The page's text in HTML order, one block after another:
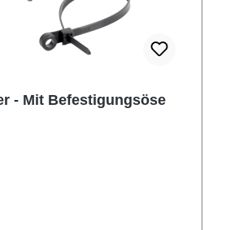
- Mit Befestigungsöse